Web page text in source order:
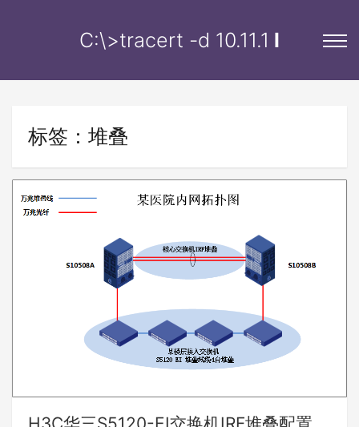
C:\>tracert -d 10.11.12l
标签：堆叠